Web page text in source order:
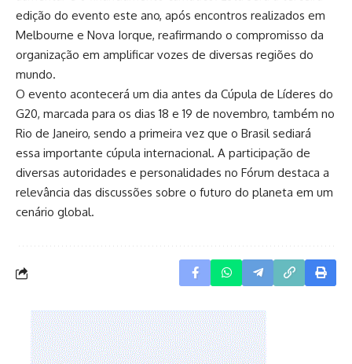
edição do evento este ano, após encontros realizados em
Melbourne e Nova Iorque, reafirmando o compromisso da
organização em amplificar vozes de diversas regiões do
mundo.
O evento acontecerá um dia antes da Cúpula de Líderes do
G20, marcada para os dias 18 e 19 de novembro, também no
Rio de Janeiro, sendo a primeira vez que o Brasil sediará
essa importante cúpula internacional. A participação de
diversas autoridades e personalidades no Fórum destaca a
relevância das discussões sobre o futuro do planeta em um
cenário global.